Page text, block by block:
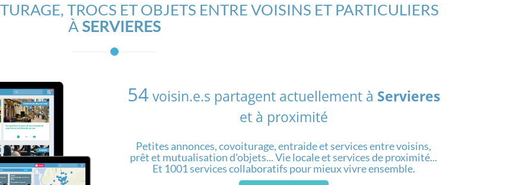
TROCS ET OBJETS ENTRE VOISINS ET PARTICULIERS
À SERVIERES
54voisin.e.s partagent actuellement à Servieres
et à proximité
Petites annonces, covoiturage, entraide et services entre voisins,
prêt et mutualisation d'objets... Vie locale et services de proximité...
Et 1001 services collaboratifs pour mieux vivre ensemble.